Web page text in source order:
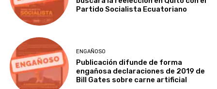
Partido Socialista Ecuatoriano
ENGAÑOSO
Publicación difunde de forma
engañosa declaraciones de 2019 de
Bill Gates sobre carne artificial